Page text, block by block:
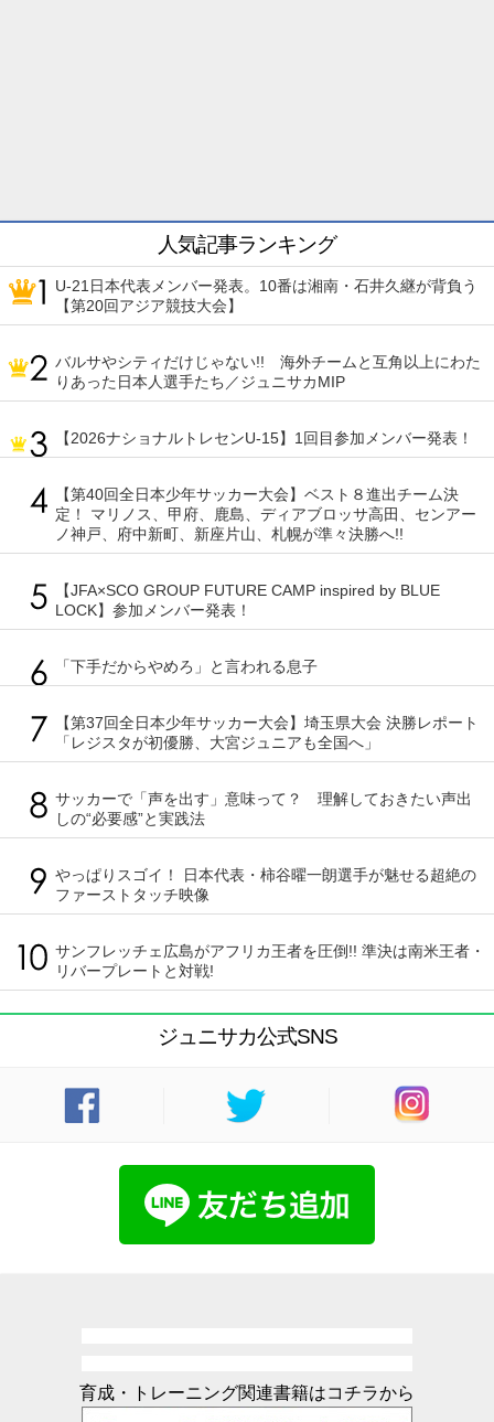
人気記事ランキング
U-21日本代表メンバー発表。10番は湘南・石井久継が背負う
【第20回アジア競技大会】
バルサやシティだけじゃない!! 海外チームと互角以上にわた
りあった日本人選手たち／ジュニサカMIP
【2026ナショナルトレセンU-15】1回目参加メンバー発表！
【第40回全日本少年サッカー大会】ベスト８進出チーム決
定！ マリノス、甲府、鹿島、ディアブロッサ高田、センアー
ノ神戸、府中新町、新座片山、札幌が準々決勝へ!!
【JFA×SCO GROUP FUTURE CAMP inspired by BLUE
LOCK】参加メンバー発表！
「下手だからやめろ」と言われる息子
【第37回全日本少年サッカー大会】埼玉県大会 決勝レポート
「レジスタが初優勝、大宮ジュニアも全国へ」
サッカーで「声を出す」意味って？ 理解しておきたい声出
しの“必要感”と実践法
やっぱりスゴイ！ 日本代表・柿谷曜一朗選手が魅せる超絶の
ファーストタッチ映像
サンフレッチェ広島がアフリカ王者を圧倒!! 準決は南米王者・
リバープレートと対戦!
ジュニサカ公式SNS
育成・トレーニング関連書籍はコチラから